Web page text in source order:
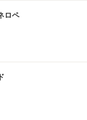
ロペ